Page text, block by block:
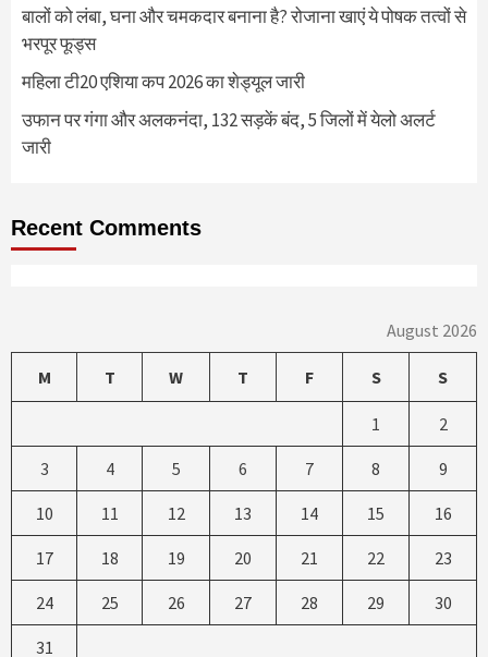
बालों को लंबा, घना और चमकदार बनाना है? रोजाना खाएं ये पोषक तत्वों से
भरपूर फूड्स
महिला टी20 एशिया कप 2026 का शेड्यूल जारी
उफान पर गंगा और अलकनंदा, 132 सड़कें बंद, 5 जिलों में येलो अलर्ट
जारी
Recent Comments
August 2026
M T W T F S S
1 2
3 4 5 6 7 8 9
10 11 12 13 14 15 16
17 18 19 20 21 22 23
24 25 26 27 28 29 30
31